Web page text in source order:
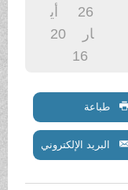
20
طباعة
البريد الإلكتروني